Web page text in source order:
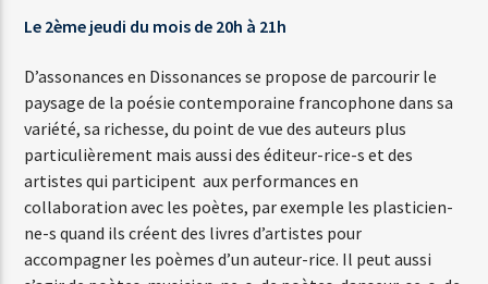
Le 2ème jeudi du mois de 20h à 21h
D’assonances en Dissonances se propose de parcourir le
paysage de la poésie contemporaine francophone dans sa
variété, sa richesse, du point de vue des auteurs plus
particulièrement mais aussi des éditeur-rice-s et des
artistes qui participent aux performances en
collaboration avec les poètes, par exemple les plasticien-
ne-s quand ils créent des livres d’artistes pour
accompagner les poèmes d’un auteur-rice. Il peut aussi